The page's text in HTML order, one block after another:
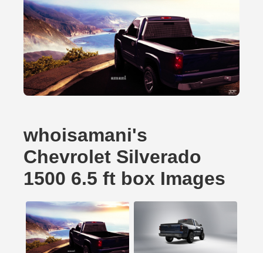
whoisamani's
Chevrolet Silverado
1500 6.5 ft box Images